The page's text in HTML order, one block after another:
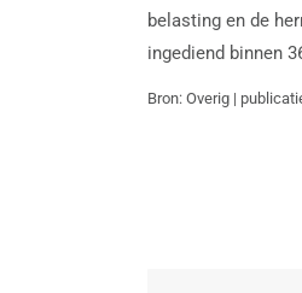
belasting en de
ingediend binnen
Bron: Overig |